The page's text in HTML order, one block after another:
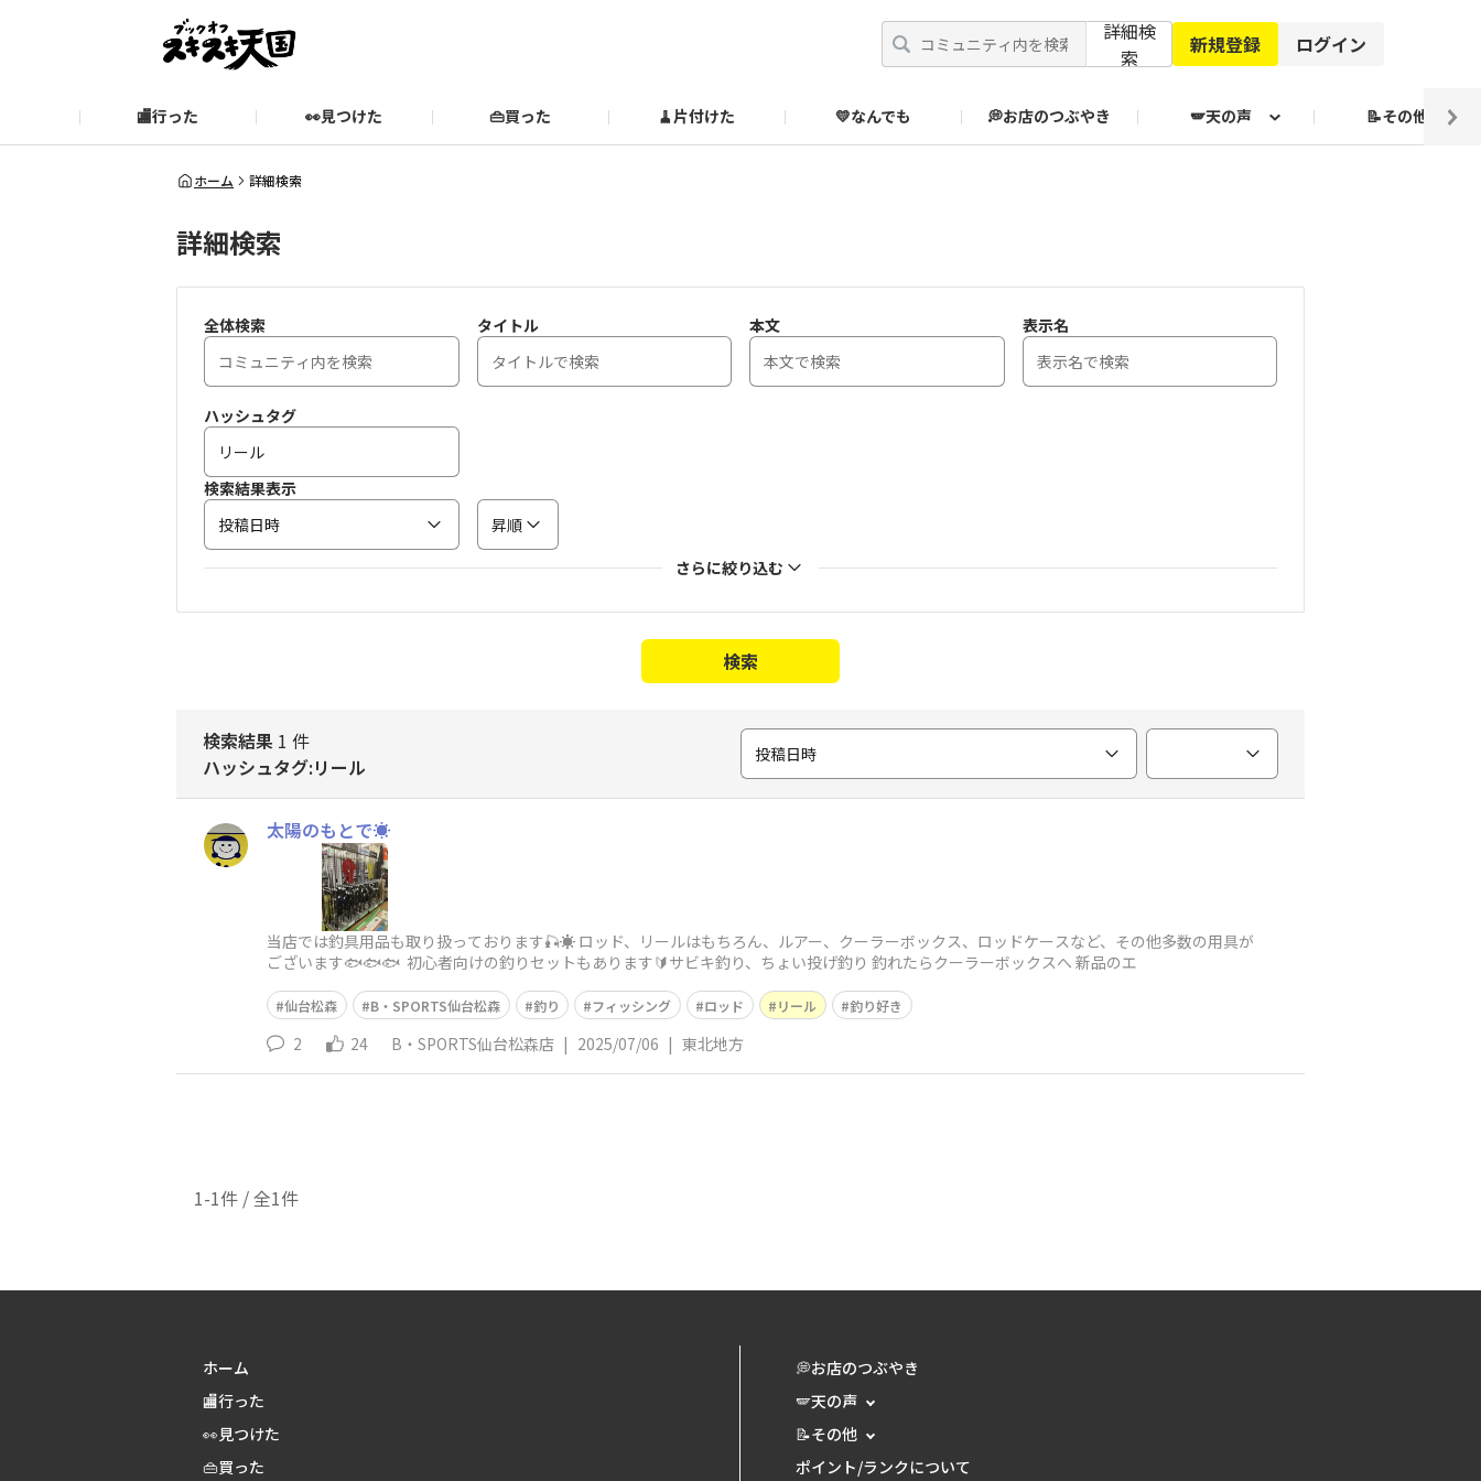
詳細検
索
新規登録 ログイン
🏬行った 👀見つけた 👜買った 🧹片付けた 💛なんでも 💭お店のつぶやき 🪽天の声
お知らせ 期間限定企画【みんなでお題】
📝その他
ブックオフ公式サイト
スキスキ天国に関するお問い合わせ
ホーム 詳細検索
詳細検索
全体検索 タイトル 本文 表示名
ハッシュタグ
検索結果表示
投稿日時
昇順
さらに絞り込む
検索
検索結果 1 件
ハッシュタグ:リール
投稿日時
太陽のもとで☀️
当店では釣具用品も取り扱っております🎣☀️ ロッド、リールはもちろん、ルアー、クーラーボックス、ロッドケースなど、その他多数の用具が
ございます🐟🐟🐟 初心者向けの釣りセットもあります🔰サビキ釣り、ちょい投げ釣り 釣れたらクーラーボックスへ 新品のエ
仙台松森 B・SPORTS仙台松森 釣り フィッシング ロッド リール 釣り好き
2 24 B・SPORTS仙台松森店 | 2025/07/06 | 東北地方
1-1件 / 全1件
ホーム
🏬行った
👀見つけた
👜買った
💭お店のつぶやき
🪽天の声
📝その他
ポイント/ランクについて